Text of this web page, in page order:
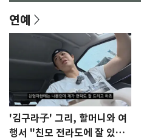
연예
'김구라子' 그리, 할머니와 여
행서 "친모 전라도에 잘 있